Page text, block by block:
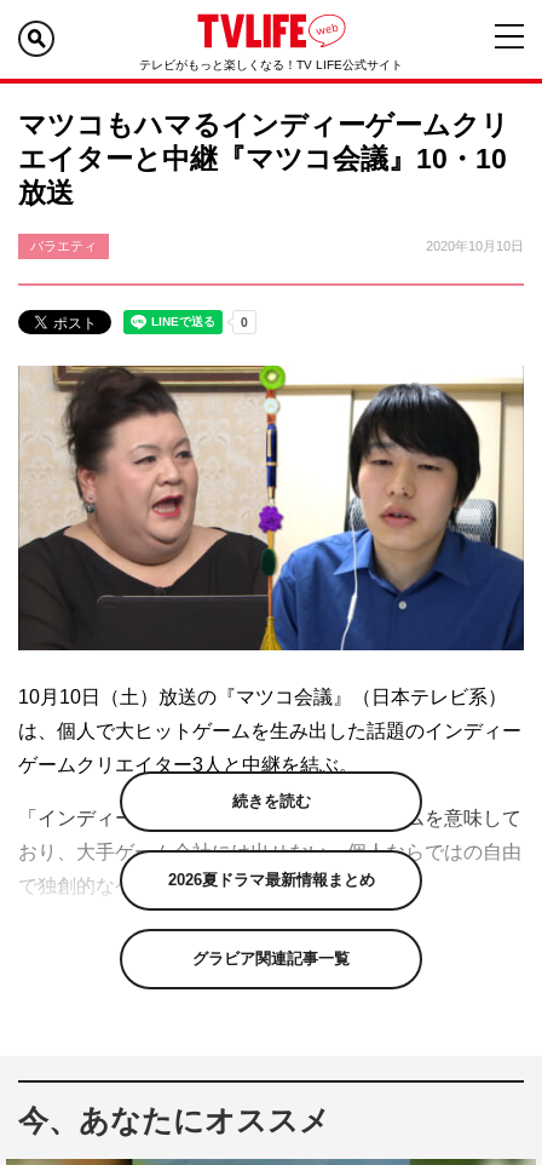
テレビがもっと楽しくなる！TV LIFE公式サイト
マツコもハマるインディーゲームクリ
エイターと中継『マツコ会議』10・10
放送
バラエティ 2020年10月10日
10月10日（土）放送の『マツコ会議』（日本テレビ系）
は、個人で大ヒットゲームを生み出した話題のインディー
ゲームクリエイター3人と中継を結ぶ。
「インディーゲーム」とは、個人が作るゲームを意味して
おり、大手ゲーム会社には出せない、個人ならではの自由
で独創的なゲームのこと。
続きを読む
2026夏ドラマ最新情報まとめ
グラビア関連記事一覧
今、あなたにオススメ